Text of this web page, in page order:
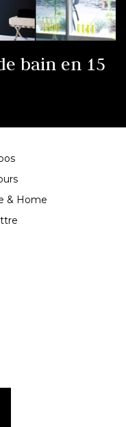
bain en 15
& Home